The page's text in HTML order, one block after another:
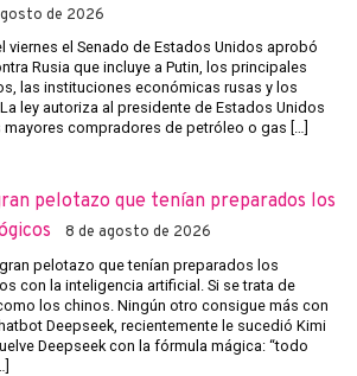
de 2026
viernes el Senado de Estados Unidos aprobó
Rusia que incluye a Putin, los principales
las instituciones económicas rusas y los
ley autoriza al presidente de Estados Unidos
compradores de petróleo o gas […]
pelotazo que tenían preparados los
8 de agosto de 2026
pelotazo que tenían preparados los
con la inteligencia artificial. Si se trata de
los chinos. Ningún otro consigue más con
Deepseek, recientemente le sucedió Kimi
Deepseek con la fórmula mágica: “todo